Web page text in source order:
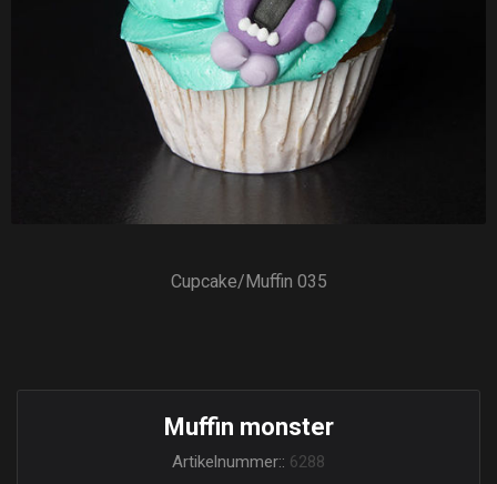
Cupcake/Muffin 035
Muffin monster
Artikelnummer:: 6288